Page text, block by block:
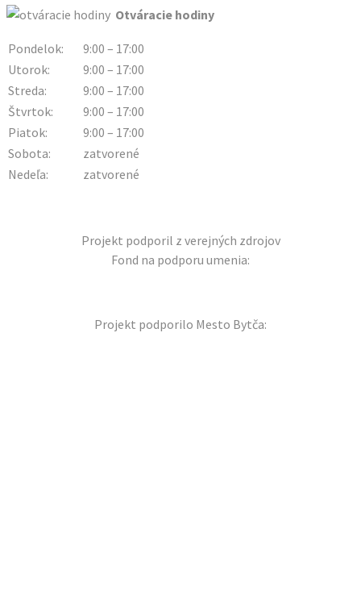
Otváracie hodiny
Pondelok:
9:00 – 17:00
Utorok:
9:00 – 17:00
Streda:
9:00 – 17:00
Štvrtok:
9:00 – 17:00
Piatok:
9:00 – 17:00
Sobota:
zatvorené
Nedeľa:
zatvorené
Projekt podporil z verejných zdrojov
Fond na podporu umenia:
Projekt podporilo Mesto Bytča: